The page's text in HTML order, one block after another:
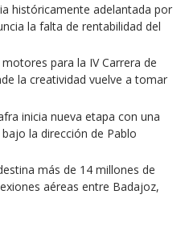
históricamente adelantada por
la falta de rentabilidad del
para la IV Carrera de
la creatividad vuelve a tomar
inicia nueva etapa con una
la dirección de Pablo
más de 14 millones de
aéreas entre Badajoz,